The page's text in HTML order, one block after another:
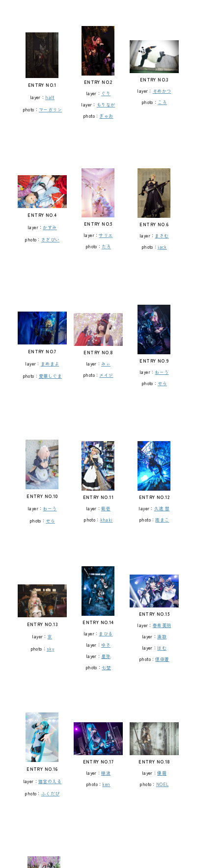
ENTRY NO.1
layer： halt
photo： マーガリン
ENTRY NO.2
layer： ぐり
layer： もりなが
photo： ぎゃお
ENTRY NO.3
layer： そめかつ
photo： ころ
ENTRY NO.4
layer： かすみ
photo： さざびい
ENTRY NO.5
layer：サリエ
photo： たろ
ENTRY NO.6
layer： まさむ
photo：jack
ENTRY NO.7
layer： まめまよ
photo： 愛華しぐま
ENTRY NO.8
layer： みぃ
photo： メイジ
ENTRY NO.9
layer： わーう
photo： せら
ENTRY NO.10
layer： わーう
photo： せら
ENTRY NO.11
layer：菊壱
photo： khaki
ENTRY NO.12
layer： 久遠 彗
photo：雨まこ
ENTRY NO.13
layer： 京
photo： sky
ENTRY NO.14
layer： まひる
layer： ゆさ
layer： 星弥
photo：七埜
ENTRY NO.15
layer： 春希美羽
layer：湊歌
layer： はむ
photo：億田蒼
ENTRY NO.16
layer：猫宮のえる
photo： ふくだぴ
ENTRY NO.17
layer：穂波
photo： ken
ENTRY NO.18
layer：優羅
photo： NOEL